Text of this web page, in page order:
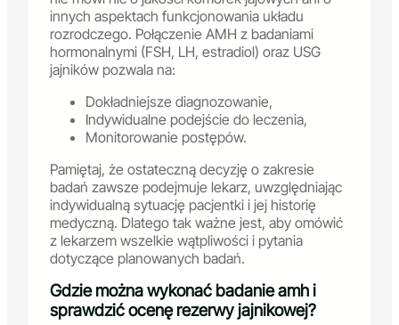
innych aspektach funkcjonowania układu
rozrodczego. Połączenie AMH z badaniami
hormonalnymi (FSH, LH, estradiol) oraz USG
jajników pozwala na:
Dokładniejsze diagnozowanie,
Indywidualne podejście do leczenia,
Monitorowanie postępów.
Pamiętaj, że ostateczną decyzję o zakresie
badań zawsze podejmuje lekarz, uwzględniając
indywidualną sytuację pacjentki i jej historię
medyczną. Dlatego tak ważne jest, aby omówić
z lekarzem wszelkie wątpliwości i pytania
dotyczące planowanych badań.
Gdzie można wykonać badanie amh i
sprawdzić ocenę rezerwy jajnikowej?